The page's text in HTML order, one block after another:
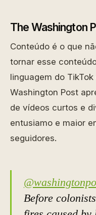
The Washington
Conteúdo é o que
tornar esse
linguagem do
Washington Post
de vídeos curtos e
entusiamo e maior
seguidores.
Before